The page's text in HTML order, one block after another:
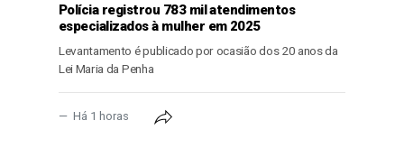
Polícia registrou 783 mil atendimentos
especializados à mulher em 2025
Levantamento é publicado por ocasião dos 20 anos da
Lei Maria da Penha
Há 1 horas